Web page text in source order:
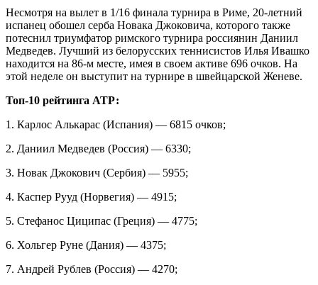
Несмотря на вылет в 1/16 финала турнира в Риме, 20-летний
испанец обошел серба Новака Джоковича, которого также
потеснил триумфатор римского турнира россиянин Даниил
Медведев. Лучший из белорусских теннисистов Илья Ивашко
находится на 86-м месте, имея в своем активе 696 очков. На
этой неделе он выступит на турнире в швейцарской Женеве.
Топ-10 рейтинга АТР:
1. Карлос Алькарас (Испания) — 6815 очков;
2. Даниил Медведев (Россия) — 6330;
3. Новак Джокович (Сербия) — 5955;
4. Каспер Рууд (Норвегия) — 4915;
5. Стефанос Циципас (Греция) — 4775;
6. Хольгер Руне (Дания) — 4375;
7. Андрей Рублев (Россия) — 4270;